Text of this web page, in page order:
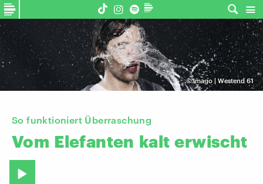
©imago | Westend 61
So funktioniert Überraschung
Vom Elefanten kalt erwischt